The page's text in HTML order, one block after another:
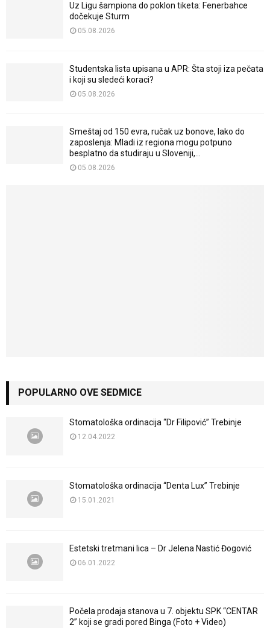
Uz Ligu šampiona do poklon tiketa: Fenerbahce
dočekuje Sturm
05.08.2026
Studentska lista upisana u APR: Šta stoji iza pečata
i koji su sledeći koraci?
05.08.2026
Smeštaj od 150 evra, ručak uz bonove, lako do
zaposlenja: Mladi iz regiona mogu potpuno
besplatno da studiraju u Sloveniji,...
05.08.2026
POPULARNO OVE SEDMICE
Stomatološka ordinacija “Dr Filipović” Trebinje
12.04.2022
Stomatološka ordinacija “Denta Lux” Trebinje
15.01.2021
Estetski tretmani lica – Dr Jelena Nastić Đogović
06.01.2022
Počela prodaja stanova u 7. objektu SPK “CENTAR
2” koji se gradi pored Binga (Foto + Video)